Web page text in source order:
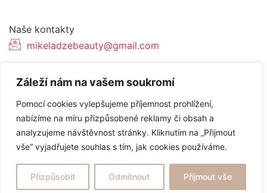
Záleží nám na vašem soukromí
Pomocí cookies vylepšujeme příjemnost prohlížení,
nabízíme na míru přizpůsobené reklamy či obsah a
analyzujeme návštěvnost stránky. Kliknutím na „Přijmout
vše“ vyjadřujete souhlas s tím, jak cookies používáme.
Přizpůsobit Odmítnout Přijmout vše
Naše kontakty
mikeladzebeauty@gmail.com
Tvorba webových stránek odTopranker.cz
Obchodní podmínky / Ochrana osobních údajů